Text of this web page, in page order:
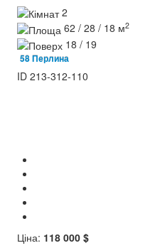
2
62 / 28 / 18 м2
18 / 19
58 Перлина
ID 213-312-110
Ціна: 118 000 $